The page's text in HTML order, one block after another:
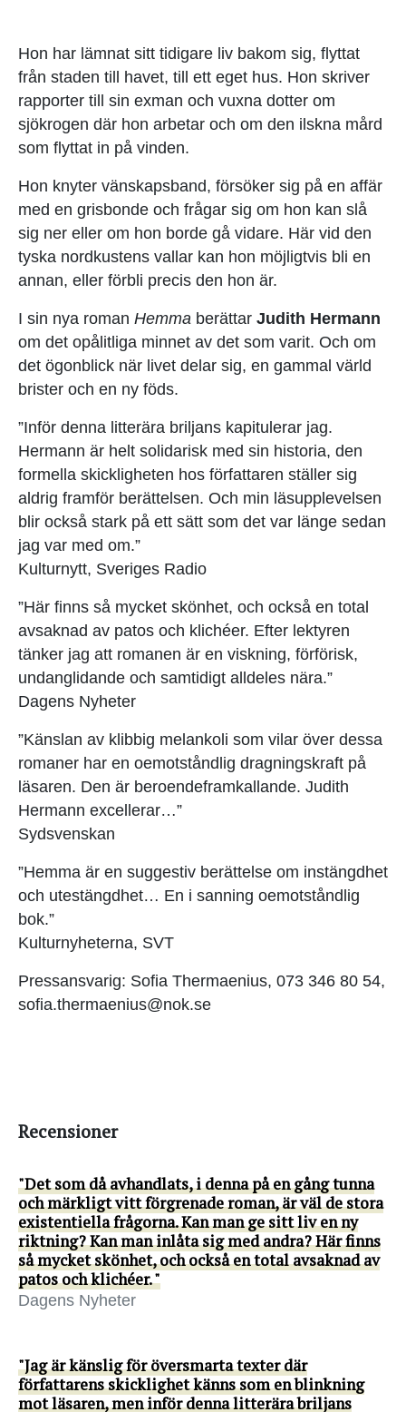
Hon har lämnat sitt tidigare liv bakom sig, flyttat
från staden till havet, till ett eget hus. Hon skriver
rapporter till sin exman och vuxna dotter om
sjökrogen där hon arbetar och om den ilskna mård
som flyttat in på vinden.
Hon knyter vänskapsband, försöker sig på en affär
med en grisbonde och frågar sig om hon kan slå
sig ner eller om hon borde gå vidare. Här vid den
tyska nordkustens vallar kan hon möjligtvis bli en
annan, eller förbli precis den hon är.
I sin nya roman Hemma berättar Judith Hermann
om det opålitliga minnet av det som varit. Och om
det ögonblick när livet delar sig, en gammal värld
brister och en ny föds.
”Inför denna litterära briljans kapitulerar jag.
Hermann är helt solidarisk med sin historia, den
formella skickligheten hos författaren ställer sig
aldrig framför berättelsen. Och min läsupplevelsen
blir också stark på ett sätt som det var länge sedan
jag var med om.”
Kulturnytt, Sveriges Radio
”Här finns så mycket skönhet, och också en total
avsaknad av patos och klichéer. Efter lektyren
tänker jag att romanen är en viskning, förförisk,
undanglidande och samtidigt alldeles nära.”
Dagens Nyheter
”Känslan av klibbig melankoli som vilar över dessa
romaner har en oemotståndlig dragningskraft på
läsaren. Den är beroendeframkallande. Judith
Hermann excellerar…”
Sydsvenskan
”Hemma är en suggestiv berättelse om instängdhet
och utestängdhet… En i sanning oemotståndlig
bok.”
Kulturnyheterna, SVT
Pressansvarig: Sofia Thermaenius, 073 346 80 54,
sofia.thermaenius@nok.se
Recensioner
"Det som då avhandlats, i denna på en gång tunna
och märkligt vitt förgrenade roman, är väl de stora
existentiella frågorna. Kan man ge sitt liv en ny
riktning? Kan man inlåta sig med andra? Här finns
så mycket skönhet, och också en total avsaknad av
patos och klichéer. "
Dagens Nyheter
"Jag är känslig för översmarta texter där
författarens skicklighet känns som en blinkning
mot läsaren, men inför denna litterära briljans